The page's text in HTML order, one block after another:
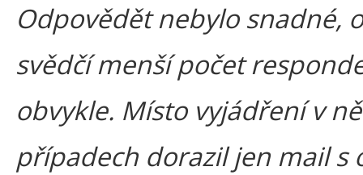
Odpovědět nebylo snadné,
svědčí menší počet
obvykle. Místo vyjádření v
případech dorazil jen mail s